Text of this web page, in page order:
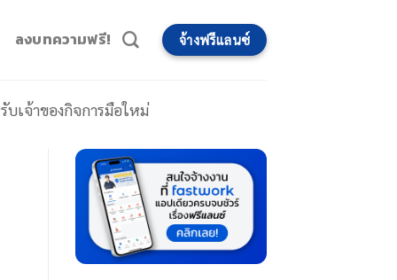
ลงบทความฟรี! จ้างฟรีแลนซ์
เจ้าของกิจการมือใหม่